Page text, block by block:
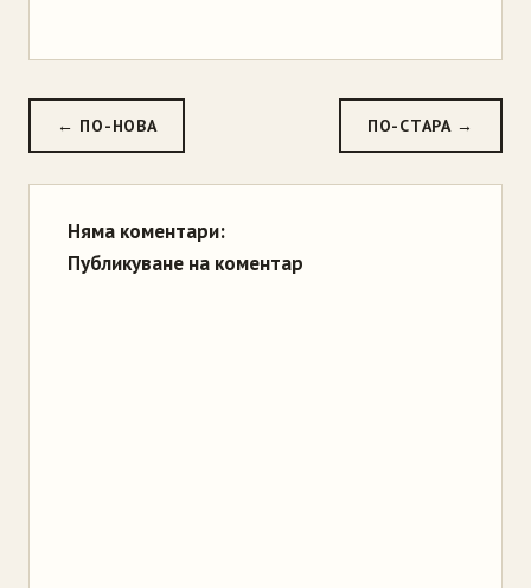
← ПО-НОВА ПО-СТАРА →
Няма коментари:
Публикуване на коментар